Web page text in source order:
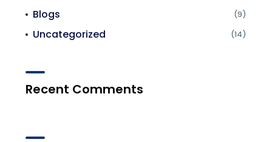
Blogs (9)
Uncategorized (14)
Recent Comments